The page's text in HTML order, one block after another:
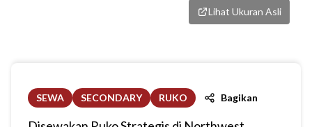
Lihat Ukuran Asli
SEWA SECONDARY RUKO Bagikan